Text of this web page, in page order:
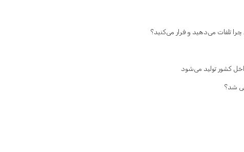
کشور تولید می‌شود
شد؟